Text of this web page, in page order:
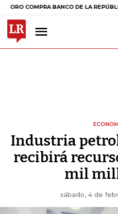
COMPRA BANCO DE LA REPÚBLICA $
Industria
recibirá
mil
sábado, 4 de